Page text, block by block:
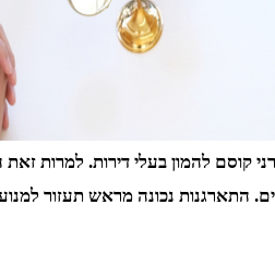
קוסם להמון בעלי דירות. למרות
התארגנות נכונה מראש תעזור